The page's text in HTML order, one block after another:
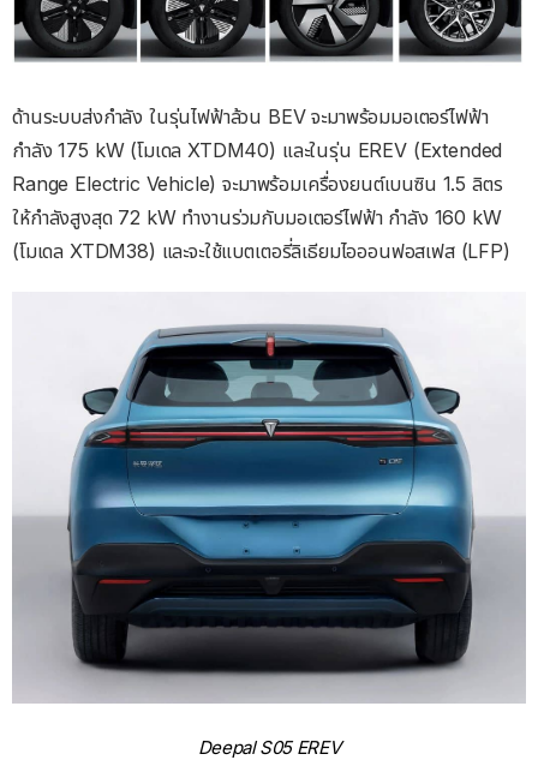
ด้านระบบส่งกำลัง ในรุ่นไฟฟ้าล้วน BEV จะมาพร้อมมอเตอร์ไฟฟ้า
กำลัง 175 kW (โมเดล XTDM40) และในรุ่น EREV (Extended
Range Electric Vehicle) จะมาพร้อมเครื่องยนต์เบนซิน 1.5 ลิตร
ให้กำลังสูงสุด 72 kW ทำงานร่วมกับมอเตอร์ไฟฟ้า กำลัง 160 kW
(โมเดล XTDM38) และจะใช้แบตเตอรี่ลิเธียมไอออนฟอสเฟส (LFP)
Deepal S05 EREV